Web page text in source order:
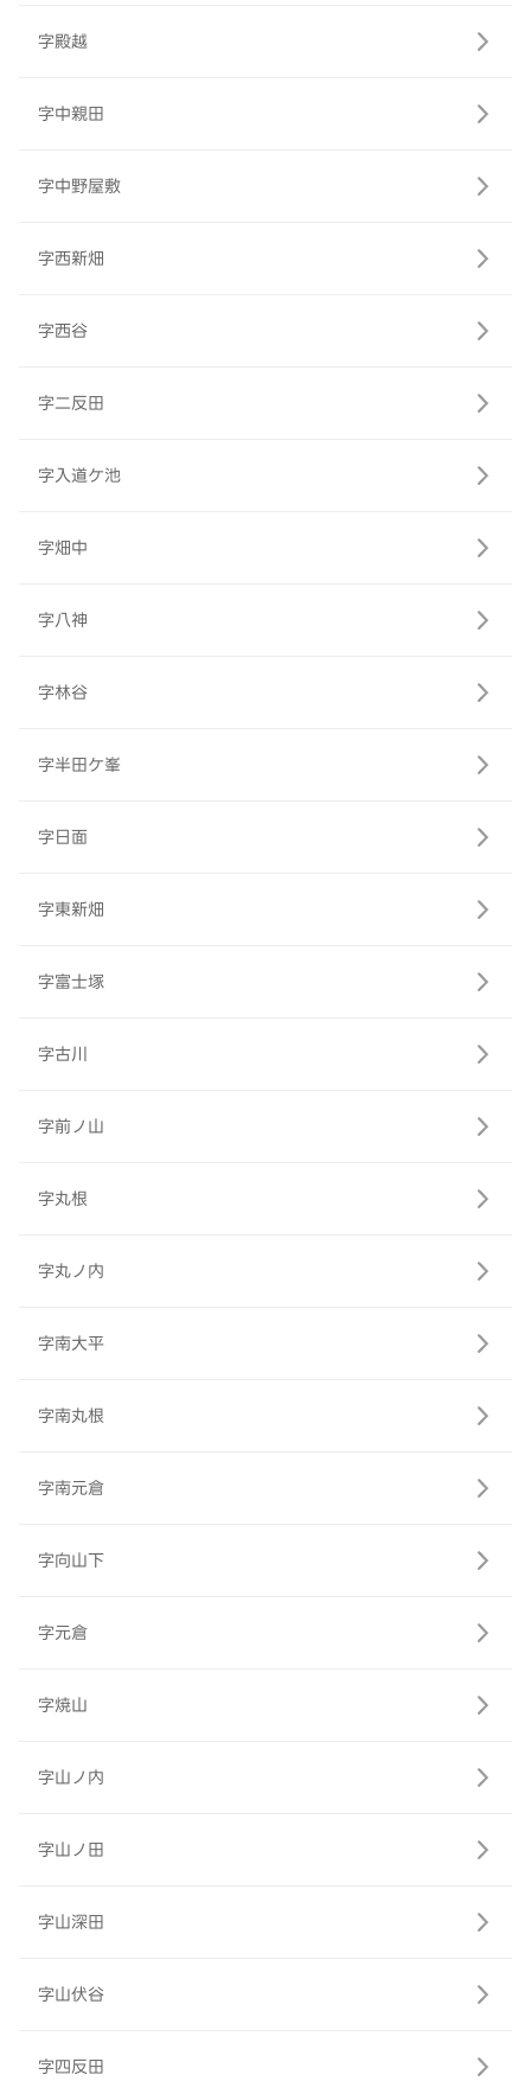
字殿越
字中親田
字中野屋敷
字西新畑
字西谷
字二反田
字入道ケ池
字畑中
字八神
字林谷
字半田ケ峯
字日面
字東新畑
字富士塚
字古川
字前ノ山
字丸根
字丸ノ内
字南大平
字南丸根
字南元倉
字向山下
字元倉
字焼山
字山ノ内
字山ノ田
字山深田
字山伏谷
字四反田